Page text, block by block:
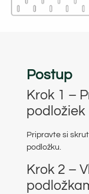
Postup
Krok 1 –
podložiek
Pripravte si
podložku.
Krok 2 –